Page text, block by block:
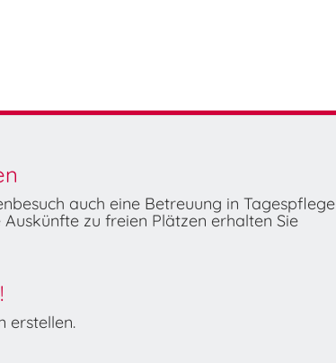
auch eine Betreuung in Tagespflege
zu freien Plätzen erhalten Sie
erstellen.